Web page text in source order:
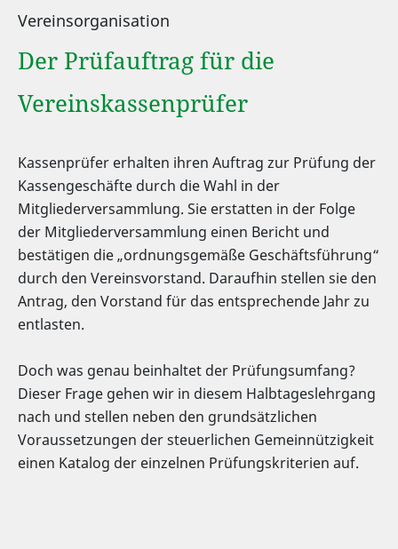
Vereinsorganisation
Der Prüfauftrag für die
Vereinskassenprüfer
Kassenprüfer erhalten ihren Auftrag zur Prüfung der
Kassengeschäfte durch die Wahl in der
Mitgliederversammlung. Sie erstatten in der Folge
der Mitgliederversammlung einen Bericht und
bestätigen die „ordnungsgemäße Geschäftsführung“
durch den Vereinsvorstand. Daraufhin stellen sie den
Antrag, den Vorstand für das entsprechende Jahr zu
entlasten.
Doch was genau beinhaltet der Prüfungsumfang?
Dieser Frage gehen wir in diesem Halbtageslehrgang
nach und stellen neben den grundsätzlichen
Voraussetzungen der steuerlichen Gemeinnützigkeit
einen Katalog der einzelnen Prüfungskriterien auf.